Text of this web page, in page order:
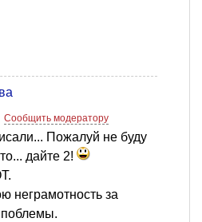
Сообщить модератору
Пожалуй не буду
дайте 2!
неграмотность за
поблемы.